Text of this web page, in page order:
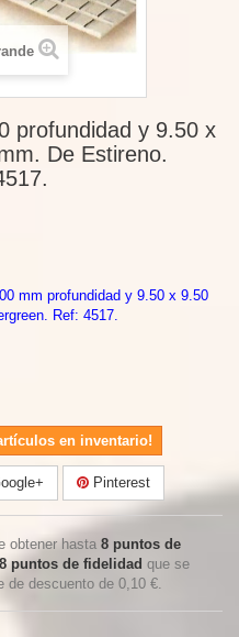
profundidad y 9.50 x
De Estireno.
mm profundidad y 9.50 x 9.50
Ref: 4517.
en inventario!
Pinterest
obtener hasta 8 puntos de
8 puntos de fidelidad que se
de descuento de 0,10 €.